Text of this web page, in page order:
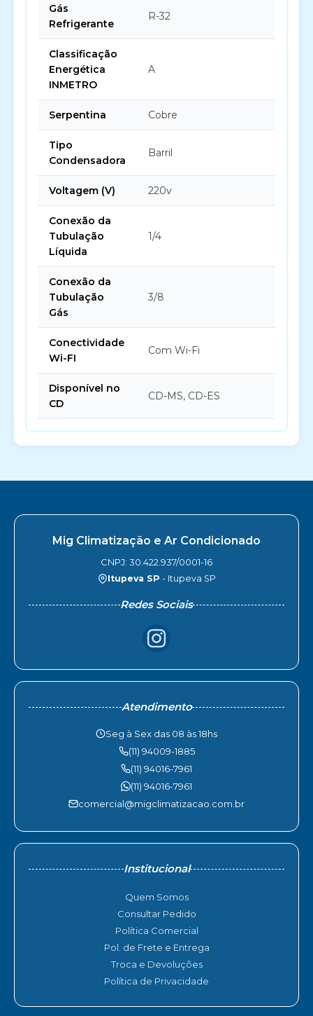
Gás
Refrigerante
R-32
Classificação
Energética
INMETRO
A
Serpentina Cobre
Tipo
Condensadora
Barril
Voltagem (V) 220v
Conexão da
Tubulação
Líquida
1/4
Conexão da
Tubulação
Gás
3/8
Conectividade
Wi-FI
Com Wi-Fi
Disponível no
CD
CD-MS, CD-ES
Mig Climatização e Ar Condicionado
CNPJ: 30.422.937/0001-16
Itupeva SP - Itupeva SP
Redes Sociais
Atendimento
Seg à Sex das 08 às 18hs
(11) 94009-1885
(11) 94016-7961
(11) 94016-7961
comercial@migclimatizacao.com.br
Institucional
Quem Somos
Consultar Pedido
Política Comercial
Pol. de Frete e Entrega
Troca e Devoluções
Política de Privacidade